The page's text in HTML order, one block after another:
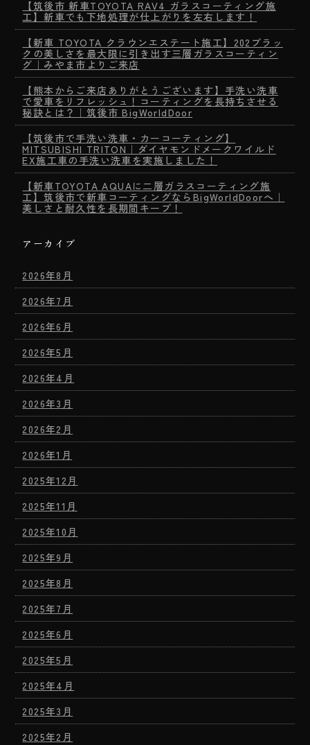
【筑後市 新車TOYOTA RAV4 ガラスコーティング施
工】新車でも下地処理が仕上がりを左右します！
【新車 TOYOTA クラウンエステート施工】202ブラッ
クの美しさを最大限に引き出す三層ガラスコーティン
グ｜みやま市よりご来店
【熊本からご来店ありがとうございます】手洗い洗車
で愛車をリフレッシュ！コーティングを長持ちさせる
秘訣とは？｜筑後市 BigWorldDoor
【筑後市で手洗い洗車・カーコーティング】
MITSUBISHI TRITON｜ダイヤモンドメークワイルド
EX施工車の手洗い洗車を実施しました！
【新車TOYOTA AQUAに二層ガラスコーティング施
工】筑後市で新車コーティングならBigWorldDoorへ｜
美しさと耐久性を長期間キープ！
アーカイブ
2026年8月
2026年7月
2026年6月
2026年5月
2026年4月
2026年3月
2026年2月
2026年1月
2025年12月
2025年11月
2025年10月
2025年9月
2025年8月
2025年7月
2025年6月
2025年5月
2025年4月
2025年3月
2025年2月